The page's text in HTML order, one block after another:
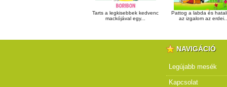
Tarts a legkisebbek kedvenc
mackójával egy...
Pattog a labda és
az izgalom az
NAVIGÁCIÓ
Legújabb mesék
Kapcsolat